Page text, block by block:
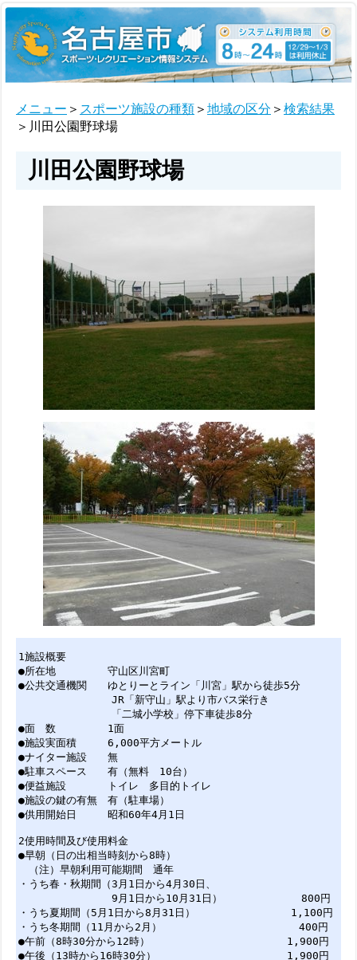
メニュー ＞ スポーツ施設の種類 ＞ 地域の区分 ＞ 検索結果
＞川田公園野球場
川田公園野球場
1施設概要
●所在地 守山区川宮町
●公共交通機関 ゆとりーとライン「川宮」駅から徒歩5分
JR「新守山」駅より市バス栄行き
「二城小学校」停下車徒歩8分
●面 数 1面
●施設実面積 6,000平方メートル
●ナイター施設 無
●駐車スペース 有（無料 10台）
●便益施設 トイレ 多目的トイレ
●施設の鍵の有無 有（駐車場）
●供用開始日 昭和60年4月1日
2使用時間及び使用料金
●早朝（日の出相当時刻から8時）
（注）早朝利用可能期間 通年
・うち春・秋期間（3月1日から4月30日、
9月1日から10月31日） 800円
・うち夏期間（5月1日から8月31日） 1,100円
・うち冬期間（11月から2月） 400円
●午前（8時30分から12時） 1,900円
●午後（13時から16時30分） 1,900円